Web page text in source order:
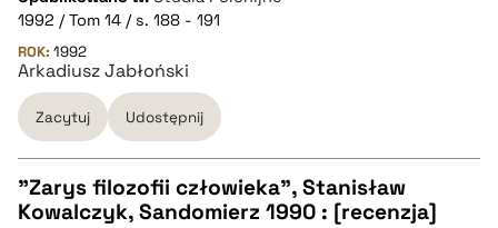
pobierz cytat
BIBTEX
pobierz cytat
1992 / Tom 14 / s. 188 - 191
ROK: 1992
Arkadiusz Jabłoński
Zacytuj Udostępnij
"Zarys filozofii człowieka", Stanisław
Kowalczyk, Sandomierz 1990 : [recenzja]